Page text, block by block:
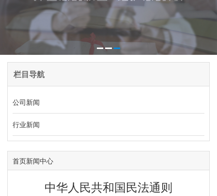
栏目导航
公司新闻
行业新闻
首页新闻中心
中华人民共和国民法通则